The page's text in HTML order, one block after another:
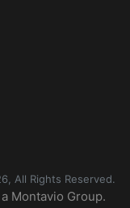
All Rights Reserved.
Montavio Group.